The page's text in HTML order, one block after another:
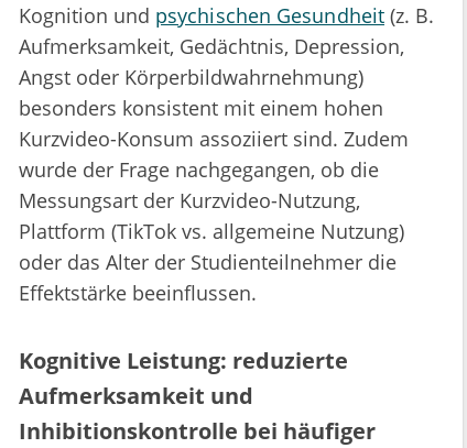
Kognition und psychischen Gesundheit(z. B.
Aufmerksamkeit, Gedächtnis, Depression,
Angst oder Körperbildwahrnehmung)
besonders konsistent mit einem hohen
Kurzvideo-Konsum assoziiert sind. Zudem
wurde der Frage nachgegangen, ob die
Messungsart der Kurzvideo-Nutzung,
Plattform (TikTok vs. allgemeine Nutzung)
oder das Alter der Studienteilnehmer die
Effektstärke beeinflussen.
Kognitive Leistung: reduzierte
Aufmerksamkeit und
Inhibitionskontrolle bei häufiger